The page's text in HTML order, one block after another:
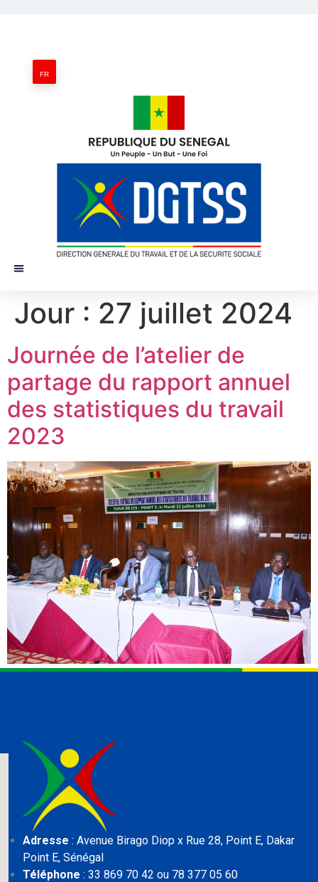
FR
Jour : 27 juillet 2024
Journée de l’atelier de
partage du rapport annuel
des statistiques du travail
2023
Adresse : Avenue Birago Diop x Rue 28, Point E, Dakar
Point E, Sénégal
Téléphone : 33 869 70 42 ou 78 377 05 60